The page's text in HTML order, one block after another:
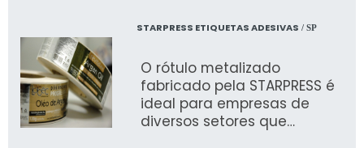
STARPRESS ETIQUETAS ADESIVAS / SP
O rótulo metalizado
fabricado pela STARPRESS é
ideal para empresas de
diversos setores que